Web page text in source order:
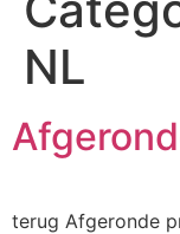
NL
terug Afgeronde